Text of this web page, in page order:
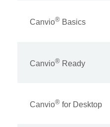
Canvio® Basics
Canvio® Ready
Canvio® for Desktop